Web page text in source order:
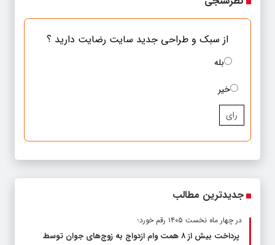
از سبک و طراحی جدید سایت رضایت دارید ؟
بله
خیر
رای
جدیدترین مطالب
در چهار ماه نخست ۱۴۰۵ رقم خورد؛
پرداخت بیش از ۸ همت وام ازدواج به زوج‌های جوان توسط